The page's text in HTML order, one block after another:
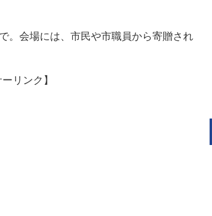
。会場には、市民や市職員から寄贈され
リンク】